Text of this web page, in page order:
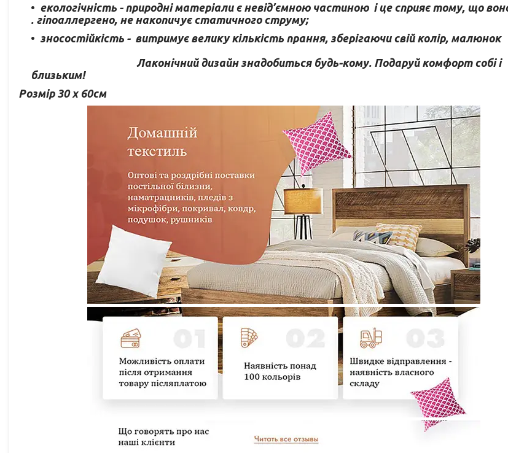
екологічність - природні матеріали є невід’ємною частиною і це сприяє тому, що
. гіпоаллергено, не накопичує статичного струму;
зносостійкість - витримує велику кількість прання, зберігаючи свій колір, малюнок
Лаконічний дизайн знадобиться будь-кому. Подаруй комфорт собі і
близьким!
Розмір 30 х 60см